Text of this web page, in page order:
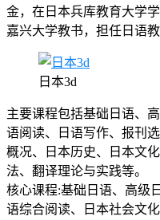
金，在日本兵库教育大学
嘉兴大学教书，担任日语教
日本3d
主要课程包括基础日语、
语阅读、日语写作、报刊
概况、日本历史、日本文
法、翻译理论与实践等。
核心课程:基础日语、高级
语综合阅读、日本社会文